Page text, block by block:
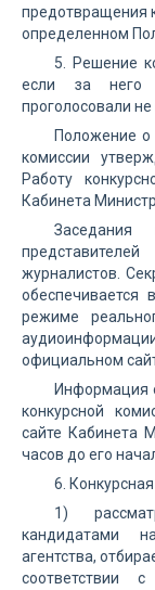
предотвращения
определенном
5. Решение
если за него
проголосовали
Положение о
комиссии
Работу
Кабинета
Заседания
журналистов.
обеспечивается
режиме
официальном
Информация
конкурсной
сайте Кабинета
часов до его
6.
1)
кандидатами
агентства,
соответствии